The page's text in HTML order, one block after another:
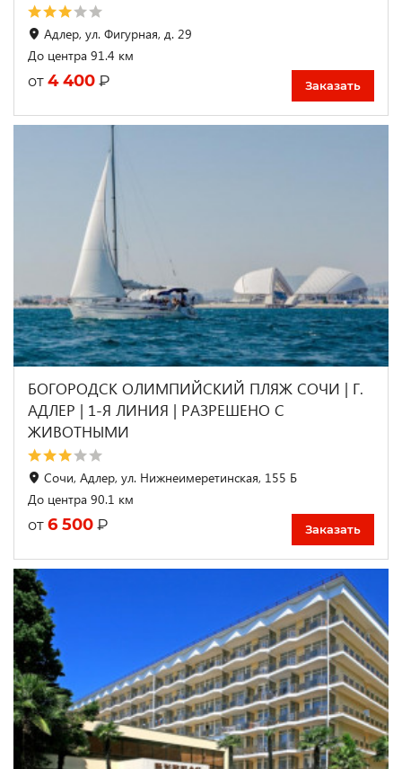
Адлер, ул. Фигурная, д. 29
До центра 91.4 км
от 4 400 ₽ Заказать
БОГОРОДСК ОЛИМПИЙСКИЙ ПЛЯЖ СОЧИ | Г.
АДЛЕР | 1-Я ЛИНИЯ | РАЗРЕШЕНО С
ЖИВОТНЫМИ
Сочи, Адлер, ул. Нижнеимеретинская, 155 Б
До центра 90.1 км
от 6 500 ₽ Заказать